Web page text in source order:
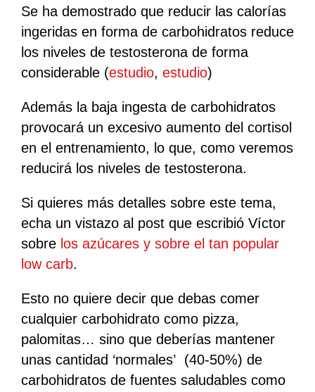
Se ha demostrado que reducir las calorías
ingeridas en forma de carbohidratos reduce
los niveles de testosterona de forma
considerable (estudio, estudio)
Además la baja ingesta de carbohidratos
provocará un excesivo aumento del cortisol
en el entrenamiento, lo que, como veremos
reducirá los niveles de testosterona.
Si quieres más detalles sobre este tema,
echa un vistazo al post que escribió Víctor
sobre los azúcares y sobre el tan popular
low carb.
Esto no quiere decir que debas comer
cualquier carbohidrato como pizza,
palomitas… sino que deberías mantener
unas cantidad ‘normales’ (40-50%) de
carbohidratos de fuentes saludables como